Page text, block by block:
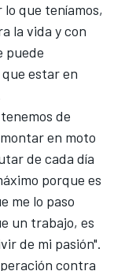
que teníamos,
la vida y con
puede
estar en
de
en moto
de cada día
porque es
me lo paso
un trabajo, es
de mi pasión".
contra